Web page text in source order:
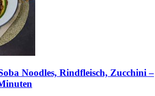
Noodles, Rindfleisch, Zucchini –